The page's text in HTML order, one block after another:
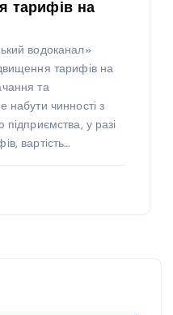
тарифів на
водоканал»
тарифів на
та
набути чинності з
у разі
вартість…